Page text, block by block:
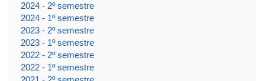
2024 - 2º semestre
2024 - 1º semestre
2023 - 2º semestre
2023 - 1º semestre
2022 - 2º semestre
2022 - 1º semestre